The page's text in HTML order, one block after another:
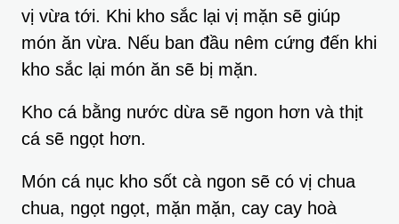
vị vừa tới. Khi kho sắc lại vị mặn sẽ giúp
món ăn vừa. Nếu ban đầu nêm cứng đến khi
kho sắc lại món ăn sẽ bị mặn.
Kho cá bằng nước dừa sẽ ngon hơn và thịt
cá sẽ ngọt hơn.
Món cá nục kho sốt cà ngon sẽ có vị chua
chua, ngọt ngọt, mặn mặn, cay cay hoà